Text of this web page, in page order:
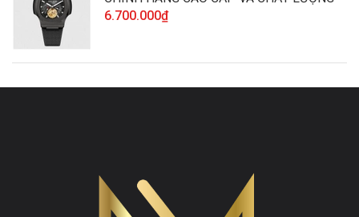
6.700.000₫